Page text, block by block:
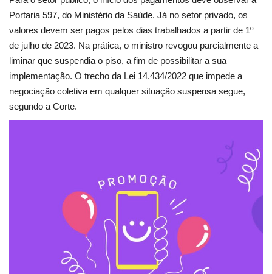
Portaria 597, do Ministério da Saúde. Já no setor privado, os
valores devem ser pagos pelos dias trabalhados a partir de 1º
de julho de 2023. Na prática, o ministro revogou parcialmente a
liminar que suspendia o piso, a fim de possibilitar a sua
implementação. O trecho da Lei 14.434/2022 que impede a
negociação coletiva em qualquer situação suspensa segue,
segundo a Corte.